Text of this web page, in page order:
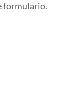
formulario.